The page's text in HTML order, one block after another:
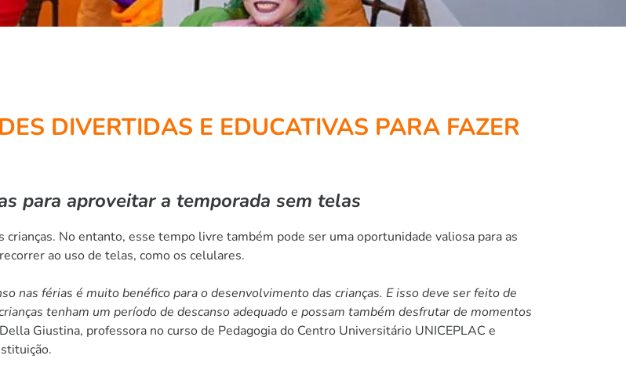
DIVERTIDAS E EDUCATIVAS PARA FAZER
para aproveitar a temporada sem telas
No entanto, esse tempo livre também pode ser uma oportunidade valiosa para as
ao uso de telas, como os celulares.
nas férias é muito benéfico para o desenvolvimento das crianças. E isso deve ser feito de
tenham um período de descanso adequado e possam também desfrutar de momentos
Giustina, professora no curso de Pedagogia do Centro Universitário UNICEPLAC e